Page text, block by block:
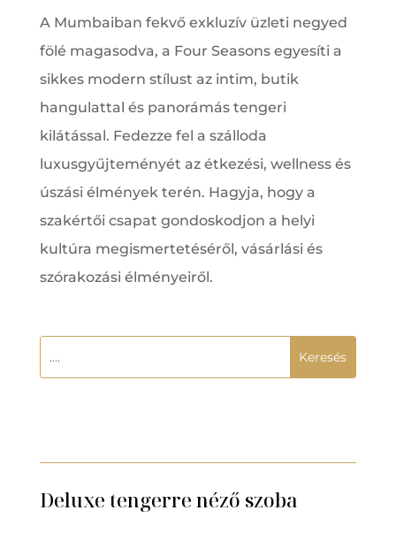
A Mumbaiban fekvő exkluzív üzleti negyed
fölé magasodva, a Four Seasons egyesíti a
sikkes modern stílust az intim, butik
hangulattal és panorámás tengeri
kilátással. Fedezze fel a szálloda
luxusgyűjteményét az étkezési, wellness és
úszási élmények terén. Hagyja, hogy a
szakértői csapat gondoskodjon a helyi
kultúra megismertetéséről, vásárlási és
szórakozási élményeiről.
Deluxe tengerre néző szoba